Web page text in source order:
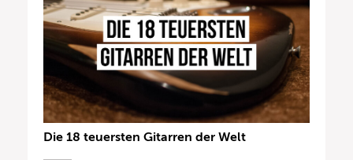
Die 18 teuersten Gitarren der Welt